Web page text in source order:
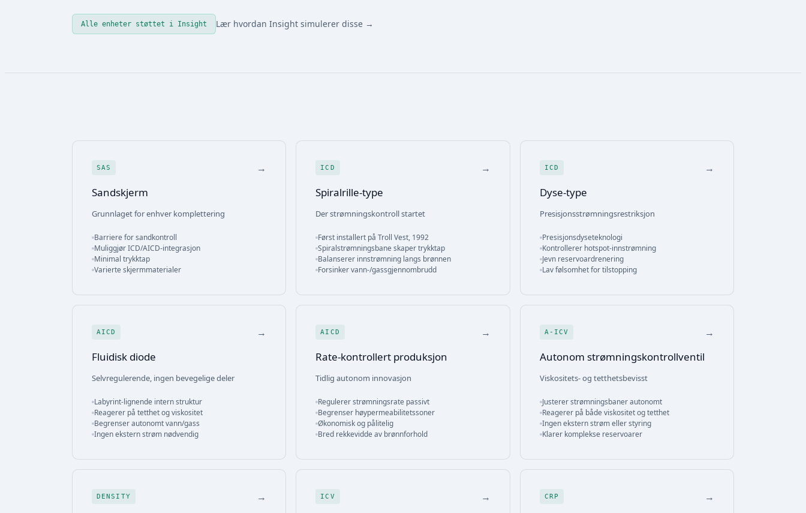
Alle enheter støttet i Insight Lær hvordan Insight simulerer disse →
SAS →
Sandskjerm
Grunnlaget for enhver komplettering
Barriere for sandkontroll
Muliggjør ICD/AICD-integrasjon
Minimal trykktap
Varierte skjermmaterialer
ICD →
Spiralrille-type
Der strømningskontroll startet
Først installert på Troll Vest, 1992
Spiralstrømningsbane skaper trykktap
Balanserer innstrømning langs brønnen
Forsinker vann-/gassgjennombrudd
ICD →
Dyse-type
Presisjonsstrømningsrestriksjon
Presisjonsdyseteknologi
Kontrollerer hotspot-innstrømning
Jevn reservoardrenering
Lav følsomhet for tilstopping
AICD →
Fluidisk diode
Selvregulerende, ingen bevegelige deler
Labyrint-lignende intern struktur
Reagerer på tetthet og viskositet
Begrenser autonomt vann/gass
Ingen ekstern strøm nødvendig
AICD →
Rate-kontrollert produksjon
Tidlig autonom innovasjon
Regulerer strømningsrate passivt
Begrenser høypermeabilitetssoner
Økonomisk og pålitelig
Bred rekkevidde av brønnforhold
A-ICV →
Autonom strømningskontrollventil
Viskositets- og tetthetsbevisst
Justerer strømningsbaner autonomt
Reagerer på både viskositet og tetthet
Ingen ekstern strøm eller styring
Klarer komplekse reservoarer
DENSITY → ICV → CRP →